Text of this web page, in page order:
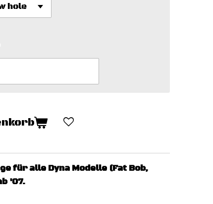
für alle Dyna Modelle (Fat Bob,
'07.